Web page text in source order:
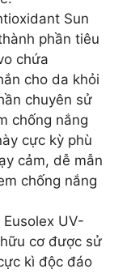
Sun
phần tiêu
chứa
cho da khỏi
chuyên sử
chống nắng
cực kỳ phù
cảm, dễ mẫn
chống nắng
UV-
cơ được sử
kì độc đáo